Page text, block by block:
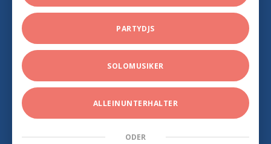
PARTYDJS
SOLOMUSIKER
ALLEINUNTERHALTER
ODER